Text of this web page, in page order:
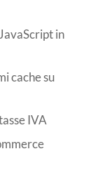
in
cache su
IVA